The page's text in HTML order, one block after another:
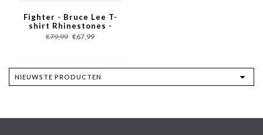
Fighter - Bruce Lee T-
shirt Rhinestones -
Wit
€79,99 €67,99